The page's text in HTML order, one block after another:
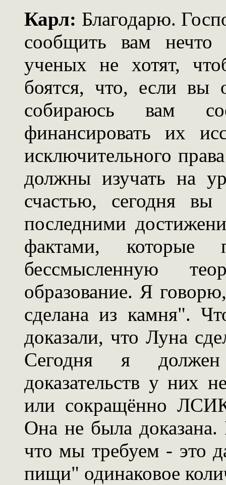
Карл: Благодарю.
сообщить вам нечто
ученых не хотят,
боятся, что, если вы
собираюсь вам
финансировать их
исключительного
должны изучать на
счастью, сегодня
последними
фактами, которые
бессмысленную
образование. Я
сделана из камня".
доказали, что Луна
Сегодня я
доказательств у них
или сокращённо
Она не была доказана.
что мы требуем - это
пищи" одинаковое